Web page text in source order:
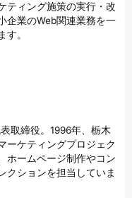
ティング施策の実行・改
企業のWeb関連業務を一
す。
取締役。1996年、栃木
ーケティングプロジェク
ホームページ制作やコン
クションを担当していま